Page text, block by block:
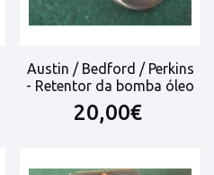
Austin / Bedford / Perkins
- Retentor da bomba óleo
20,00€